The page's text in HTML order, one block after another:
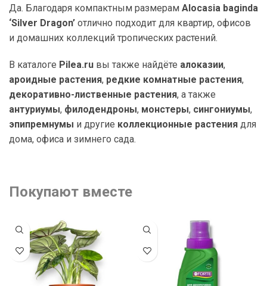
Да. Благодаря компактным размерам Alocasia baginda
‘Silver Dragon’ отлично подходит для квартир, офисов
и домашних коллекций тропических растений.
В каталоге Pilea.ru вы также найдёте алоказии,
ароидные растения, редкие комнатные растения,
декоративно-лиственные растения, а также
антуриумы, филодендроны, монстеры, сингониумы,
эпипремнумы и другие коллекционные растения для
дома, офиса и зимнего сада.
Покупают вместе